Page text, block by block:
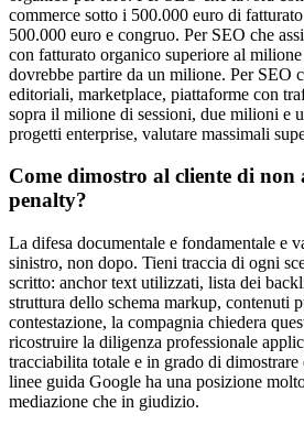
commerce sotto i 500.000 euro di
500.000 euro e congruo. Per SEO che
con fatturato organico superiore al
dovrebbe partire da un milione. Per SEO
editoriali, marketplace, piattaforme con
sopra il milione di sessioni, due milioni e
progetti enterprise, valutare massimali
Come dimostro al cliente di non
penalty?
La difesa documentale e fondamentale e
sinistro, non dopo. Tieni traccia di ogni
scritto: anchor text utilizzati, lista dei
struttura dello schema markup, contenuti
contestazione, la compagnia chiedera
ricostruire la diligenza professionale
tracciabilita totale e in grado di
linee guida Google ha una posizione
mediazione che in giudizio.